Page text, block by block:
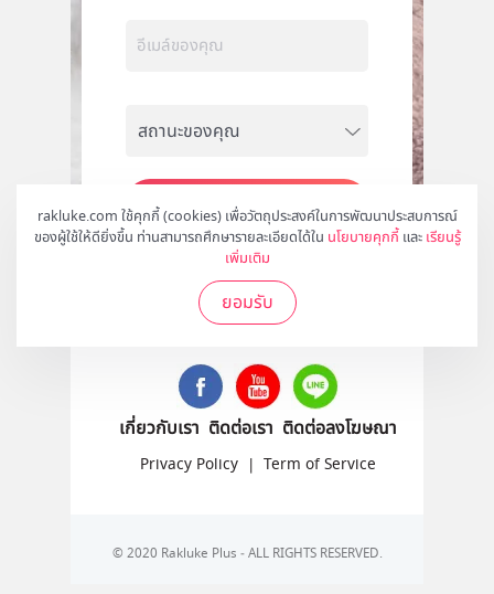
rakluke.com ใช้คุกกี้ (cookies) เพื่อวัตถุประสงค์ในการพัฒนาประสบการณ์
ของผู้ใช้ให้ดียิ่งขึ้น ท่านสามารถศึกษารายละเอียดได้ใน นโยบายคุกกี้ และ เรียนรู้
เพิ่มเติม
ยอมรับ
สมัคร
ติดตามเราได้ที่
เกี่ยวกับเรา ติดต่อเรา ติดต่อลงโฆษณา
Privacy Policy | Term of Service
© 2020 Rakluke Plus - ALL RIGHTS RESERVED.